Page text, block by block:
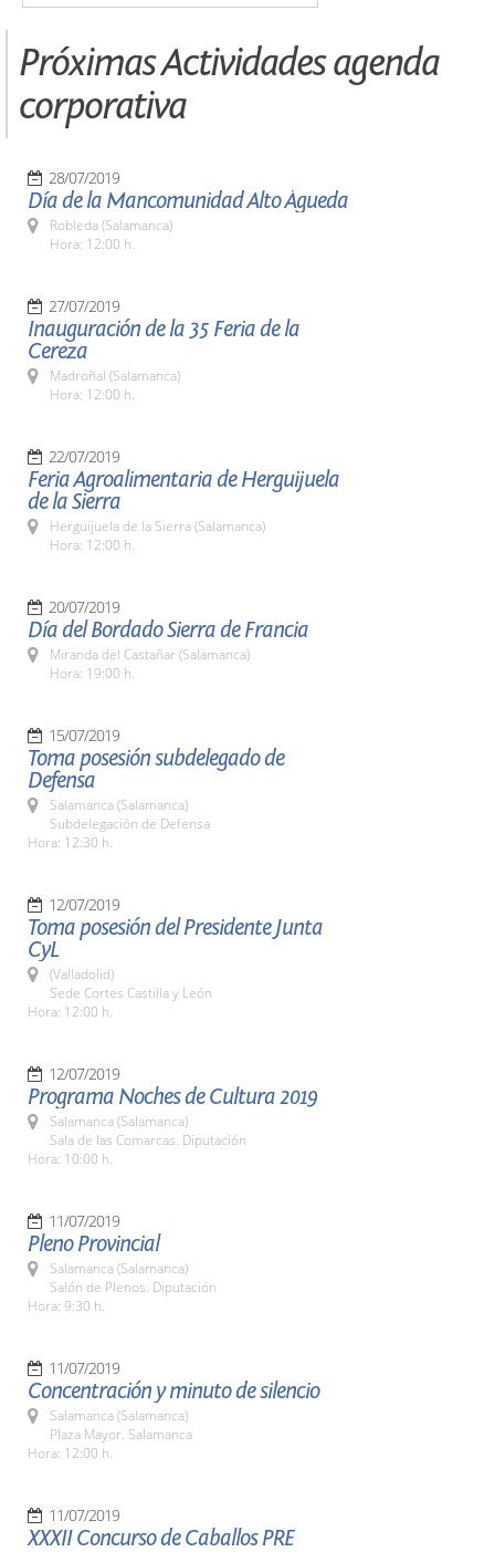
Próximas Actividades agenda
corporativa
28/07/2019
Día de la Mancomunidad Alto Águeda
Robleda (Salamanca)
Hora: 12:00 h.
27/07/2019
Inauguración de la 35 Feria de la
Cereza
Madroñal (Salamanca)
Hora: 12:00 h.
22/07/2019
Feria Agroalimentaria de Herguijuela
de la Sierra
Herguijuela de la Sierra (Salamanca)
Hora: 12:00 h.
20/07/2019
Día del Bordado Sierra de Francia
Miranda del Castañar (Salamanca)
Hora: 19:00 h.
15/07/2019
Toma posesión subdelegado de
Defensa
Salamanca (Salamanca)
Subdelegación de Defensa
Hora: 12:30 h.
12/07/2019
Toma posesión del Presidente Junta
CyL
(Valladolid)
Sede Cortes Castilla y León
Hora: 12:00 h.
12/07/2019
Programa Noches de Cultura 2019
Salamanca (Salamanca)
Sala de las Comarcas. Diputación
Hora: 10:00 h.
11/07/2019
Pleno Provincial
Salamanca (Salamanca)
Salón de Plenos. Diputación
Hora: 9:30 h.
11/07/2019
Concentración y minuto de silencio
Salamanca (Salamanca)
Plaza Mayor. Salamanca
Hora: 12:00 h.
11/07/2019
XXXII Concurso de Caballos PRE